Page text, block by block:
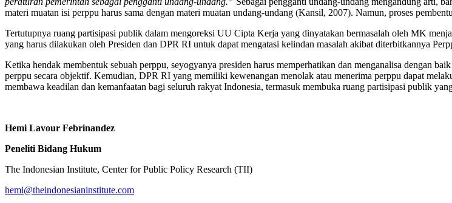
materi muatan isi perppu harus sama dengan materi muatan undang-undang (Kansil, 2007). Namun, proses
Tertutupnya ruang partisipasi publik dalam mengoreksi UU Cipta Kerja yang dinyatakan bermasalah oleh MK
yang harus dilakukan oleh Presiden dan DPR RI untuk dapat mengatasi kelindan masalah akibat diterbitkannya
Ketika hendak membentuk sebuah perppu, seyogyanya presiden harus memperhatikan dan menganalisa dengan
perppu secara objektif. Kemudian, DPR RI yang memiliki kewenangan menolak atau menerima perppu dapat
membawa keadilan dan kemanfaatan bagi seluruh rakyat Indonesia, termasuk membuka ruang partisipasi publik
Hemi Lavour Febrinandez
Peneliti Bidang Hukum
The Indonesian Institute, Center for Public Policy Research (TII)
hemi@theindonesianinstitute.com